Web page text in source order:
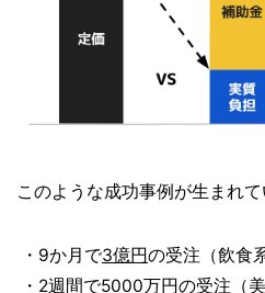
このような成功事例が生まれて
・9か月で3億円の受注（飲食
・2週間で5000万円の受注（